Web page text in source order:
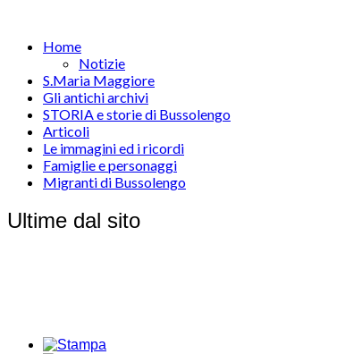
Home
Notizie
S.Maria Maggiore
Gli antichi archivi
STORIA e storie di Bussolengo
Articoli
Le immagini ed i ricordi
Famiglie e personaggi
Migranti di Bussolengo
Ultime dal sito